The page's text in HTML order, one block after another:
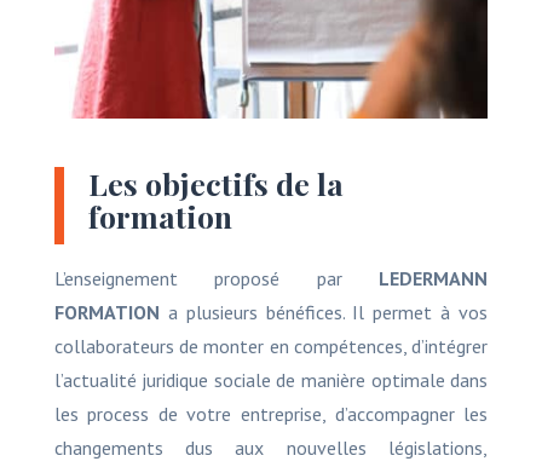
Les objectifs de la
formation
L’enseignement proposé par LEDERMANN
FORMATION a plusieurs bénéfices. Il permet à vos
collaborateurs de monter en compétences, d’intégrer
l’actualité juridique sociale de manière optimale dans
les process de votre entreprise, d’accompagner les
changements dus aux nouvelles législations,